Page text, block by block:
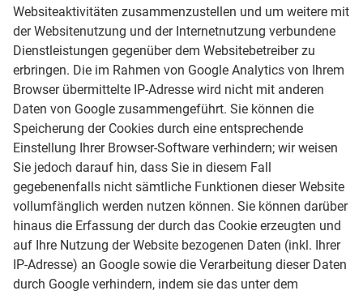
Websiteaktivitäten zusammenzustellen und um weitere mit
der Websitenutzung und der Internetnutzung verbundene
Dienstleistungen gegenüber dem Websitebetreiber zu
erbringen. Die im Rahmen von Google Analytics von Ihrem
Browser übermittelte IP-Adresse wird nicht mit anderen
Daten von Google zusammengeführt. Sie können die
Speicherung der Cookies durch eine entsprechende
Einstellung Ihrer Browser-Software verhindern; wir weisen
Sie jedoch darauf hin, dass Sie in diesem Fall
gegebenenfalls nicht sämtliche Funktionen dieser Website
vollumfänglich werden nutzen können. Sie können darüber
hinaus die Erfassung der durch das Cookie erzeugten und
auf Ihre Nutzung der Website bezogenen Daten (inkl. Ihrer
IP-Adresse) an Google sowie die Verarbeitung dieser Daten
durch Google verhindern, indem sie das unter dem